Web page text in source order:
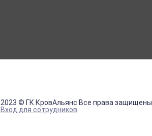
2023 © ГК КровАльянс Все права защищены.
Вход для сотрудников